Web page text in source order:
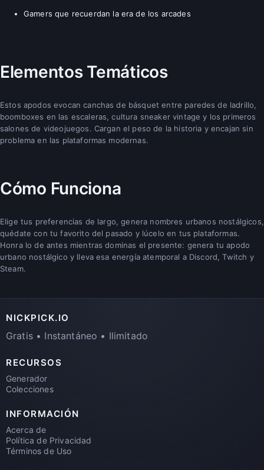
Gamers que recuerdan la era de los arcades
Elementos Temáticos
Estos apodos evocan canchas de básquet entre paredes de ladrillo,
boomboxes en las escaleras, cultura sneaker vintage y los primeros
salones de videojuegos. Cargan el peso de la historia y encajan sin
problema en las plataformas modernas.
Cómo Funciona
Elige tus preferencias de largo, genera nombres urbanos nostálgicos,
quédate con tu favorito del pasado y lúcelo en tus plataformas.
Honra lo de antes mientras dominas el presente: genera tu apodo
urbano nostálgico y lleva esa energía atemporal a Discord, Twitch y
Steam.
NICKPICK.IO
Gratis • Instantáneo • Ilimitado
RECURSOS
Generador
Colecciones
INFORMACIÓN
Acerca de
Política de Privacidad
Términos de Uso